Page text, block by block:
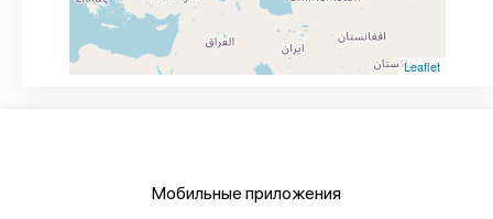
Leaflet
Мобильные приложения